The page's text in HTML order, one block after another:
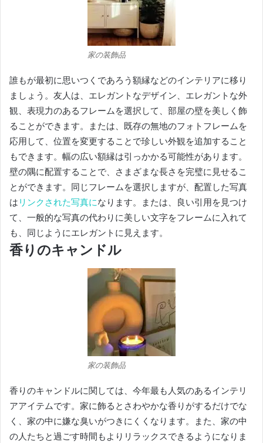
家の装飾品
誰もが最初に思いつくであろう額縁などのインテリアに移り
ましょう。 友人は、エレガントなデザイン、エレガントな外
観、表現力のあるフレームを選択して、部屋の壁を美しく飾
ることができます。
または、既存の無地のフォトフレームを
応用して、位置を変更することで珍しい外観を追加すること
もできます。 幅の広い額縁は引っかかる可能性があります。
壁の隅に配置することで、さまざまな長さを完璧に見せるこ
とができます。 同じフレームを選択しますが、配置した写真
は リンクされた写真になります。
または、良い引用を見つけ
て、一般的な写真の代わりに美しい文字をフレームに入れて
も、同じようにエレガントに見えます。
香りのキャンドル
家の装飾品
香りのキャンドルに関しては、今年最も人気のあるインテリ
アアイテムです。 家に飾るとさわやかな香りがするだけでな
く、家の中に嫌な臭いがつきにくくなります。
また、家の中
の人たちと過ごす時間もよりリラックスできるようになりま